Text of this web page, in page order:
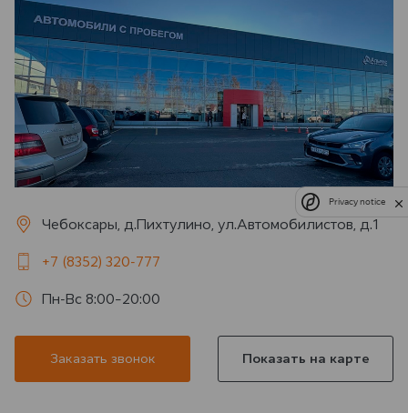
Чебоксары, д.Пихтулино, ул.Автомобилистов, д.1
+7 (8352) 320-777
Пн-Вс 8:00–20:00
Заказать звонок Показать на карте
Privacy notice